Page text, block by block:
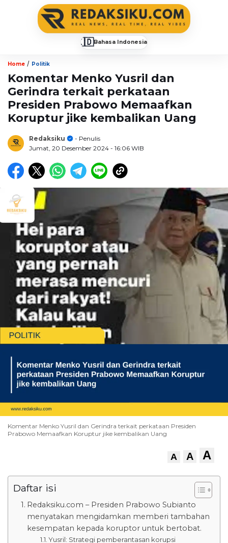
🇮🇩Bahasa Indonesia
Home / Politik
Komentar Menko Yusril dan
Gerindra terkait perkataan
Presiden Prabowo Memaafkan
Koruptur jike kembalikan Uang
Redaksiku
- Penulis
Jumat, 20 Desember 2024 - 16:06 WIB
Komentar Menko Yusril dan Gerindra terkait perkataan Presiden
Prabowo Memaafkan Koruptur jike kembalikan Uang
A A A
Daftar isi
Redaksiku.com – Presiden Prabowo Subianto
menyatakan mengidamkan memberi tambahan
kesempatan kepada koruptor untuk bertobat.
Yusril: Strategi pemberantasan korupsi